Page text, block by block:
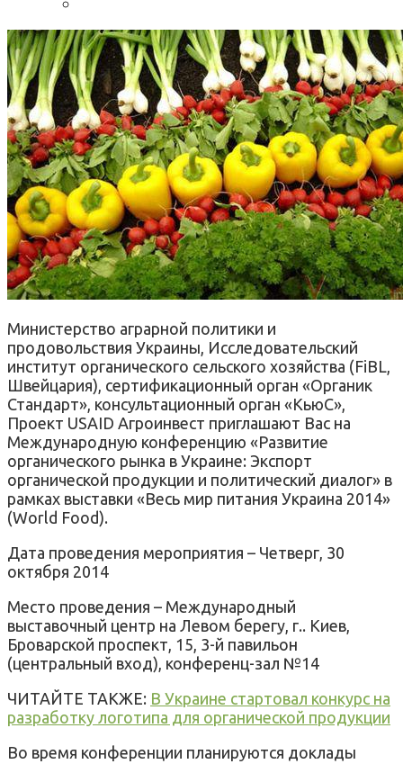
Министерство аграрной политики и
продовольствия Украины, Исследовательский
институт органического сельского хозяйства (FiBL,
Швейцария), сертификационный орган «Органик
Стандарт», консультационный орган «КьюС»,
Проект USAID Агроинвест приглашают Вас на
Международную конференцию «Развитие
органического рынка в Украине: Экспорт
органической продукции и политический диалог» в
рамках выставки «Весь мир питания Украина 2014»
(World Food).
Дата проведения мероприятия – Четверг, 30
октября 2014
Место проведения – Международный
выставочный центр на Левом берегу, г.. Киев,
Броварской проспект, 15, 3-й павильон
(центральный вход), конференц-зал №14
ЧИТАЙТЕ ТАКЖЕ: В Украине стартовал конкурс на
разработку логотипа для органической продукции
Во время конференции планируются доклады